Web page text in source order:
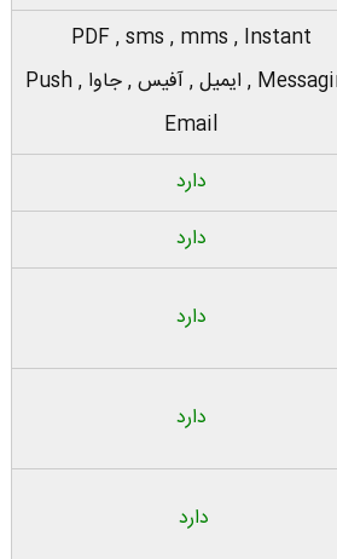
PDF , sms , mms , Instant
Messaging , ایمیل , آفیس , جاوا , Push
Email
دارد
دارد
دارد
دارد
دارد